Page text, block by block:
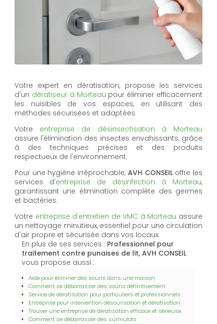
Votre expert en dératisation, propose les services
d'un dératiseur à Morteau pour éliminer efficacement
les nuisibles de vos espaces, en utilisant des
méthodes sécurisées et adaptées.
Votre entreprise de désinsectisation à Morteau
assure l'élimination des insectes envahissants, grâce
à des techniques précises et des produits
respectueux de l'environnement.
Pour une hygiène irréprochable, AVH CONSEILoffre les
services d'entreprise de désinfection à Morteau,
garantissant une élimination complète des germes
et bactéries.
Votre entreprise d'entretien de VMC à Morteau assure
un nettoyage minutieux, essentiel pour une circulation
d'air propre et sécurisée dans vos locaux.
En plus de ses services : Professionnel pour
traitement contre punaises de lit, AVH CONSEIL
vous propose aussi :
Aide pour éliminer des souris dans une maison
Comment se débarrasser des souris définitivement
Service de dératisation pour particuliers et professionnels
Entreprise pour intervention désourisation et dératisation
Trouver une entreprise de dératisation efficace et sérieuse
Comment se débarrasser des surmulots